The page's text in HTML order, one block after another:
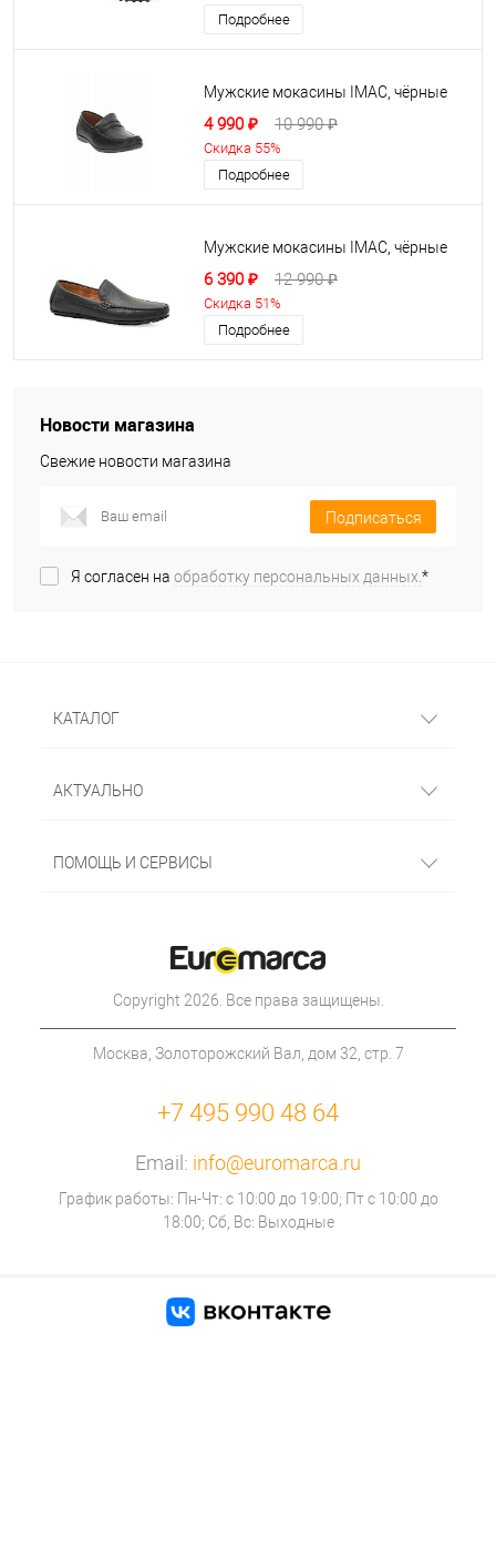
Подробнее
Мужские мокасины IMAC, чёрные
4 990 ₽ 10 990 ₽
Скидка 55%
Подробнее
Мужские мокасины IMAC, чёрные
6 390 ₽ 12 990 ₽
Скидка 51%
Подробнее
Новости магазина
Свежие новости магазина
Подписаться
Я согласен на обработку персональных данных.*
КАТАЛОГ
АКТУАЛЬНО
ПОМОЩЬ И СЕРВИСЫ
Copyright 2026. Все права защищены.
Москва, Золоторожский Вал, дом 32, стр. 7
+7 495 990 48 64
Email: info@euromarca.ru
График работы: Пн-Чт: с 10:00 до 19:00; Пт с 10:00 до
18:00; Сб, Вс: Выходные